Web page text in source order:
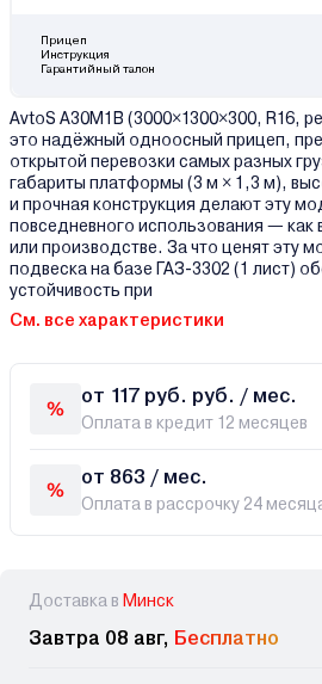
Прицеп
Инструкция
Гарантийный талон
AvtoS А30М1В (3000×1300×300, R16,
это надёжный одноосный прицеп,
открытой перевозки самых разных
габариты платформы (3 м × 1,3 м),
и прочная конструкция делают эту
повседневного использования — как
или производстве. За что ценят эту
подвеска на базе ГАЗ-3302 (1 лист)
устойчивость при
См. все характеристики
от 117 руб. руб. / мес.
Оплата в кредит 12 месяцев
от 863 / мес.
Оплата в рассрочку 24
Доставка в Минск
Завтра 08 авг, Бесплатно